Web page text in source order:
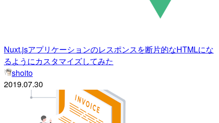
Nuxt.jsアプリケーションのレスポンスを断片的なHTMLにな
るようにカスタマイズしてみた
shoito
2019.07.30